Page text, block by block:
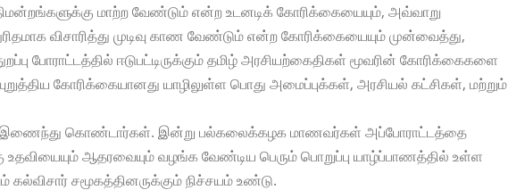
மாற்ற வேண்டும் என்ற உடனடிக் கோரிக்கையையும், அவ்வாறு
விசாரித்து முடிவு காண வேண்டும் என்ற கோரிக்கையையும் முன்வைத்து,
போராட்டத்தில் ஈடுபட்டிருக்கும் தமிழ் அரசியற்கைதிகள் மூவரின் கோரிக்கைகளை
கோரிக்கையானது யாழிலுள்ள பொது அமைப்புக்கள், அரசியல் கட்சிகள், மற்றும்
கொண்டார்கள். இன்று பல்கலைக்கழக மாணவர்கள் அப்போராட்டத்தை
ஆதரவையும் வழங்க வேண்டிய பெரும் பொறுப்பு யாழ்ப்பாணத்தில் உள்ள
சமூகத்தினருக்கும் நிச்சயம் உண்டு.